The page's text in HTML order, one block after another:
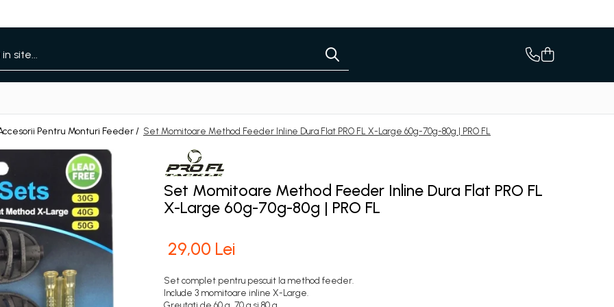
Pentru Monturi Feeder / Set Momitoare Method Feeder Inline Dura Flat PRO FL X-Large 60g-70g-80g | PRO FL
Set Momitoare Method Feeder Inline Dura Flat PRO FL
X-Large 60g-70g-80g | PRO FL
29,00 Lei
Set complet pentru pescuit la method feeder.
Include 3 momitoare inline X-Large.